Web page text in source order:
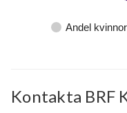
59
Andel
Kontakta BRF